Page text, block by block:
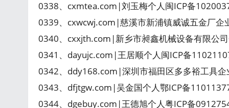
0338、cxmtea.com|刘玉梅个人闽ICP备
0339、cxwcwj.com|慈溪市新浦镇威诚五金厂企
0340、cxxjth.com|新乡市昶鑫机械设备有限公
0341、dayujc.com|王居顺个人闽ICP备
0342、ddy168.com|深圳市福田区多多裕工具
0343、dfjtgw.com|吴金国个人鄂ICP备
0344、dgebuy.com|王德旭个人粤ICP备